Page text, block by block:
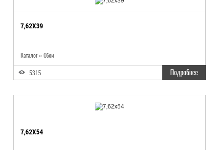
7,62X39
Каталог» Обои
5315 Подробнее
7,62X54